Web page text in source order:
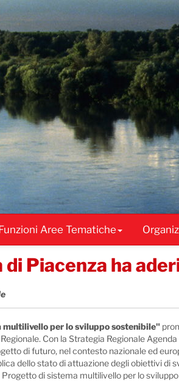
Aree Tematiche
Piacenza ha
multilivello per lo sviluppo sostenibile"
Con la Strategia Regionale
di futuro, nel contesto nazionale ed
dello stato di attuazione degli obiettivi
di sistema multilivello per lo